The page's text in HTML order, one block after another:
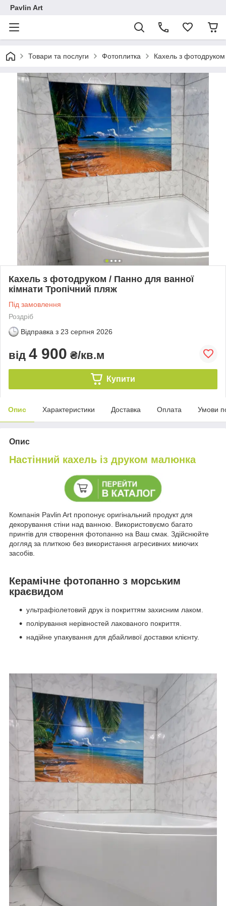
Pavlin Art
Товари та послуги Фотоплитка Кахель з
Кахель з фотодруком / Панно для ванної
кімнати Тропічний пляж
Під замовлення
Роздріб
Відправка з 23 серпня 2026
від 4 900 ₴/кв.м
Купити
Опис Характеристики Доставка Оплата Умови
Опис
Настінний кахель із друком малюнка
Компанія Pavlin Art пропонує оригінальний продукт для
декорування стіни над ванною. Використовуємо багато
принтів для створення фотопанно на Ваш смак. Здійснюйте
догляд за плиткою без використання агресивних миючих
засобів.
Керамічне фотопанно з морським
краєвидом
ультрафіолетовий друк із покриттям захисним лаком.
полірування нерівностей лакованого покриття.
надійне упакування для дбайливої ​​доставки клієнту.